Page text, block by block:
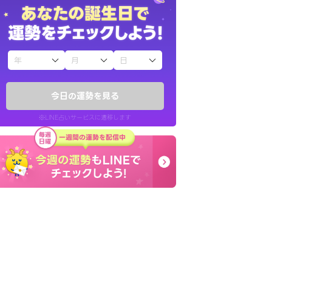
今日の運勢を見る
※LINE占いサービスに遷移します
よくある質問
えもじの子（占）12星座占い
知らせ
してよかったです。今は
越える時期ですね。頑
30代 女性